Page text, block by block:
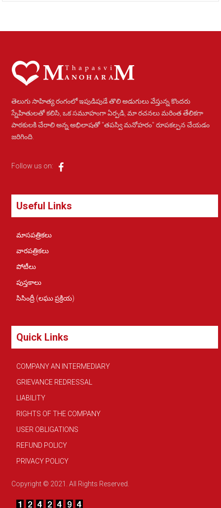
తెలుగు సాహిత్య రంగంలో ఇపుడిపుడే తొలి అడుగులు వేస్తున్న కొందరు
స్నేహితులతో కలిసి, ఒక సమూహంగా ఏర్పడి, మా రచనలు మరింత తేలికగా
పాఠకులకి చేరాలి అన్న అభిలాషతో "తపస్వి మనోహరం" రూపకల్పన చేయడం
జరిగింది.
Follow us on:
Useful Links
మాసపత్రికలు
వారపత్రికలు
పోటీలు
పుస్తకాలు
సిసింద్రీ (లఘు ప్రక్రియ)
Quick Links
COMPANY AN INTERMEDIARY
GRIEVANCE REDRESSAL
LIABILITY
RIGHTS OF THE COMPANY
USER OBLIGATIONS
REFUND POLICY
PRIVACY POLICY
Copyright © 2021. All Rights Reserved.